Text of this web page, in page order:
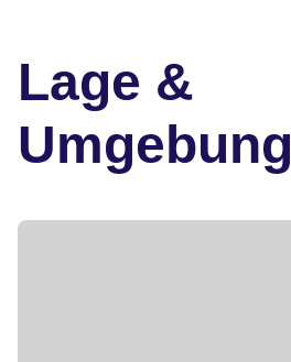
Lage &
Umgebung